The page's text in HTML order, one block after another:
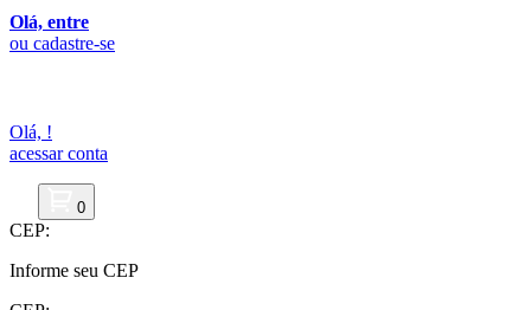
Olá, entre
ou cadastre-se
Olá, !
acessar conta
0
CEP:
Informe seu CEP